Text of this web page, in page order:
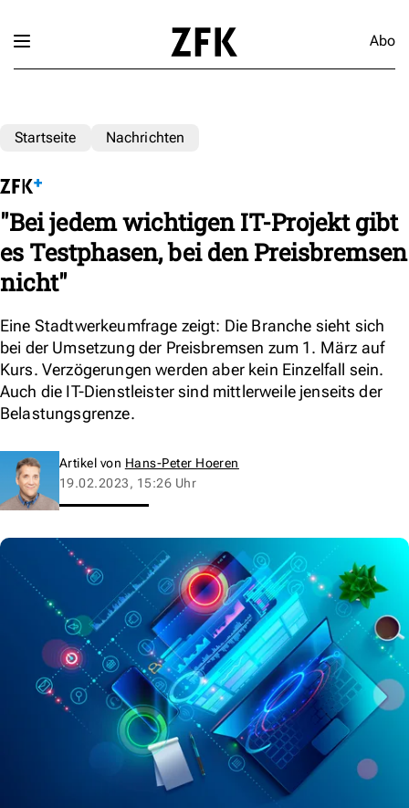
Abo
Startseite Nachrichten
"Bei jedem wichtigen IT-Projekt gibt
es Testphasen, bei den Preisbremsen
nicht"
Eine Stadtwerkeumfrage zeigt: Die Branche sieht sich
bei der Umsetzung der Preisbremsen zum 1. März auf
Kurs. Verzögerungen werden aber kein Einzelfall sein.
Auch die IT-Dienstleister sind mittlerweile jenseits der
Belastungsgrenze.
Artikel von Hans-Peter Hoeren
19.02.2023, 15:26 Uhr